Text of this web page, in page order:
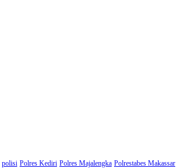
polisi Polres Kediri Polres Majalengka Polrestabes Makassar